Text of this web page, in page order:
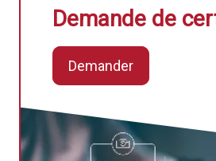
Demande de
Demander